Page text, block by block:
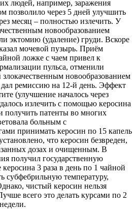
людей, например, заражения
позволило через 5 дней улучшить
месяц – полностью излечить. У
новообразованием
эктомию (удаление) груди. Вскоре
мочевой пузырь. Приём
ложке с чаем привел к
пульса, отменили
новообразованием
ремиссию на 12-й день. Эффект
(улучшение началось через
излечить с помощью керосина
получить патенты во многих
больным с
принимать керосин по 15 капель
что керосин безвреден,
дозах и очищенным. В
получил государственную
3 раза в день по 1 чайной
субфебрильную температуру,
чистый керосин нельзя
всего это делать курсами по 2